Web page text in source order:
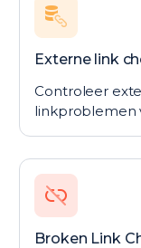
Externe link
Controleer
linkproblemen
Broken Link